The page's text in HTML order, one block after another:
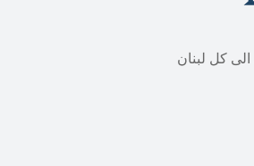
كل لبنان